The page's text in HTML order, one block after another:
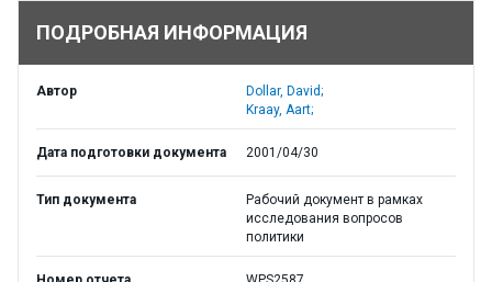
ПОДРОБНАЯ ИНФОРМАЦИЯ
Автор
Dollar, David;
Kraay, Aart;
Дата подготовки документа 2001/04/30
Тип документа
Рабочий документ в рамках
исследования вопросов
политики